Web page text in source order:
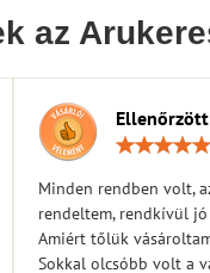
az
Minden rendben volt,
rendeltem, rendkívül
Amiért tőlük
Sokkal olcsóbb volt a